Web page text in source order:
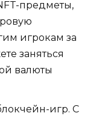
предметы,
игрокам за
заняться
валюты
игр. С